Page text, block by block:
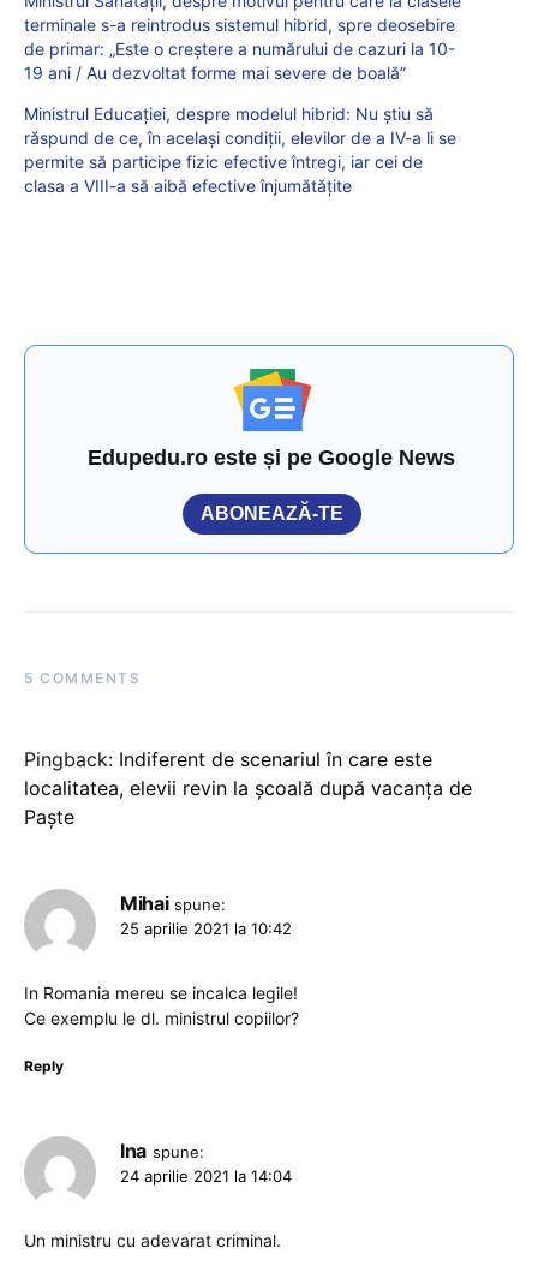
terminale s-a reintrodus sistemul hibrid, spre deosebire
de primar: „Este o creștere a numărului de cazuri la 10-
19 ani / Au dezvoltat forme mai severe de boală”
Ministrul Educației, despre modelul hibrid: Nu știu să
răspund de ce, în același condiții, elevilor de a IV-a li se
permite să participe fizic efective întregi, iar cei de
clasa a VIII-a să aibă efective înjumătățite
Edupedu.ro este și pe Google News
ABONEAZĂ-TE
5 COMMENTS
Pingback: Indiferent de scenariul în care este
localitatea, elevii revin la școală după vacanța de
Paște
Mihai spune:
25 aprilie 2021 la 10:42
In Romania mereu se incalca legile!
Ce exemplu le dl. ministrul copiilor?
Reply
Ina spune:
24 aprilie 2021 la 14:04
Un ministru cu adevarat criminal.